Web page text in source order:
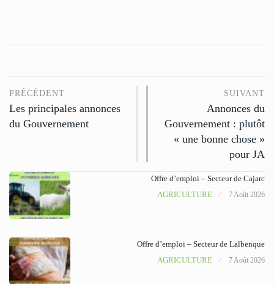
PRÉCÉDENT
Les principales annonces
du Gouvernement
SUIVANT
Annonces du
Gouvernement : plutôt
« une bonne chose »
pour JA
Offre d’emploi – Secteur de Cajarc
AGRICULTURE
7 Août 2026
Offre d’emploi – Secteur de Lalbenque
AGRICULTURE
7 Août 2026